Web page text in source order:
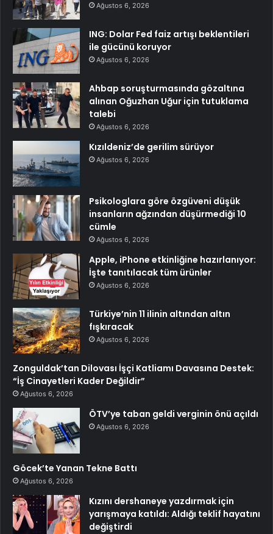
Ağustos 6, 2026
ING: Dolar Fed faiz artışı beklentileri
ile gücünü koruyor
Ağustos 6, 2026
Ahbap soruşturmasında gözaltına
alınan Oğuzhan Uğur için tutuklama
talebi
Ağustos 6, 2026
Kızıldeniz’de gerilim sürüyor
Ağustos 6, 2026
Psikologlara göre özgüveni düşük
insanların ağzından düşürmediği 10
cümle
Ağustos 6, 2026
Apple, iPhone etkinliğine hazırlanıyor:
İşte tanıtılacak tüm ürünler
Ağustos 6, 2026
Türkiye’nin 11 ilinin altından altın
fışkıracak
Ağustos 6, 2026
Zonguldak’tan Dilovası İşçi Katliamı Davasına Destek:
“İş Cinayetleri Kader Değildir”
Ağustos 6, 2026
ÖTV’ye taban geldi verginin önü açıldı
Ağustos 6, 2026
Göcek’te Yanan Tekne Battı
Ağustos 6, 2026
Kızını dershaneye yazdırmak için
yarışmaya katıldı: Aldığı teklif hayatını
değiştirdi